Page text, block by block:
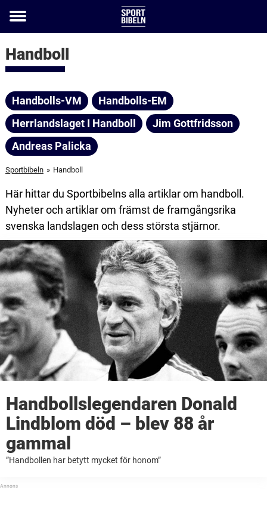
Toggle
Handboll
Handbolls-VM
Handbolls-EM
Herrlandslaget I Handboll
Jim Gottfridsson
Andreas Palicka
Sportbibeln » Handboll
Här hittar du Sportbibelns alla artiklar om handboll.
Nyheter och artiklar om främst de framgångsrika
svenska landslagen och dess största stjärnor.
Handbollslegendaren Donald
Lindblom död – blev 88 år
gammal
”Handbollen har betytt mycket för honom”